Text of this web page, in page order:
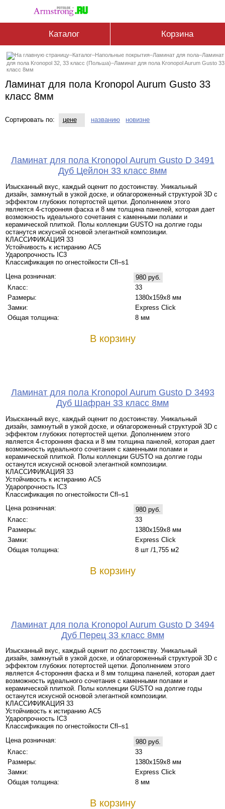
Каталог Корзина
–Каталог–Напольные покрытия–Ламинат для пола–Ламинат
для пола Kronopol 32, 33 класс (Польша)–Ламинат для пола Kronopol Aurum Gusto 33
класс 8мм
Ламинат для пола Kronopol Aurum Gusto 33
класс 8мм
Сортировать по: цене названию новизне
Ламинат для пола Kronopol Aurum Gusto D 3491
Дуб Цейлон 33 класс 8мм
Изысканный вкус, каждый оценит по достоинству. Уникальный
дизайн, замкнутый в узкой доске, и облагороженный структурой 3D с
эффектом глубоких потертостей щетки. Дополнением этого
является 4-сторонняя фаска и 8 мм толщина панелей, которая дает
возможность идеального сочетания с каменными полами и
керамической плиткой. Полы коллекции GUSTO на долгие годы
останутся искусной основой элегантной композиции.
КЛАССИФИКАЦИЯ 33
Устойчивость к истиранию AC5
Ударопрочность IC3
Классификация по огнестойкости Cfl–s1
Цена розничная:
980 руб.
Класс:
33
Размеры:
1380х159х8 мм
Замки:
Express Click
Общая толщина:
8 мм
В корзину
Ламинат для пола Kronopol Aurum Gusto D 3493
Дуб Шафран 33 класс 8мм
Изысканный вкус, каждый оценит по достоинству. Уникальный
дизайн, замкнутый в узкой доске, и облагороженный структурой 3D с
эффектом глубоких потертостей щетки. Дополнением этого
является 4-сторонняя фаска и 8 мм толщина панелей, которая дает
возможность идеального сочетания с каменными полами и
керамической плиткой. Полы коллекции GUSTO на долгие годы
останутся искусной основой элегантной композиции.
КЛАССИФИКАЦИЯ 33
Устойчивость к истиранию AC5
Ударопрочность IC3
Классификация по огнестойкости Cfl–s1
Цена розничная:
980 руб.
Класс:
33
Размеры:
1380х159х8 мм
Замки:
Express Click
Общая толщина:
8 шт /1,755 м2
В корзину
Ламинат для пола Kronopol Aurum Gusto D 3494
Дуб Перец 33 класс 8мм
Изысканный вкус, каждый оценит по достоинству. Уникальный
дизайн, замкнутый в узкой доске, и облагороженный структурой 3D с
эффектом глубоких потертостей щетки. Дополнением этого
является 4-сторонняя фаска и 8 мм толщина панелей, которая дает
возможность идеального сочетания с каменными полами и
керамической плиткой. Полы коллекции GUSTO на долгие годы
останутся искусной основой элегантной композиции.
КЛАССИФИКАЦИЯ 33
Устойчивость к истиранию AC5
Ударопрочность IC3
Классификация по огнестойкости Cfl–s1
Цена розничная:
980 руб.
Класс:
33
Размеры:
1380х159х8 мм
Замки:
Express Click
Общая толщина:
8 мм
В корзину